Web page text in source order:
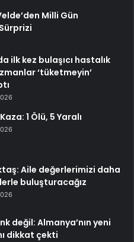
Milli Gün
ilk kez bulaşıcı hastalık
‘tüketmeyin’
1 Ölü, 5 Yaralı
Aile değerlerimizi daha
buluşturacağız
değil: Almanya’nın yeni
dikkat çekti